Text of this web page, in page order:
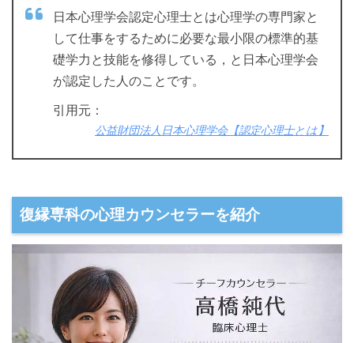
日本心理学会認定心理士とは心理学の専門家と
して仕事をするために必要な最小限の標準的基
礎学力と技能を修得している，と日本心理学会
が認定した人のことです。
引用元：
公益財団法人日本心理学会【認定心理士とは】
復縁専科の心理カウンセラーを紹介